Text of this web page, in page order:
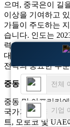
으며, 중국은이 길
이상을 기여하고
가들이 주도하는
습니다. 인도는
력 프로젝트에 중
대한 수요 증가는
전략의 중요한 부
중동 및 아프리카
중동 및 아프리카
국가가 확대되고
트, 모로코 및 UAE